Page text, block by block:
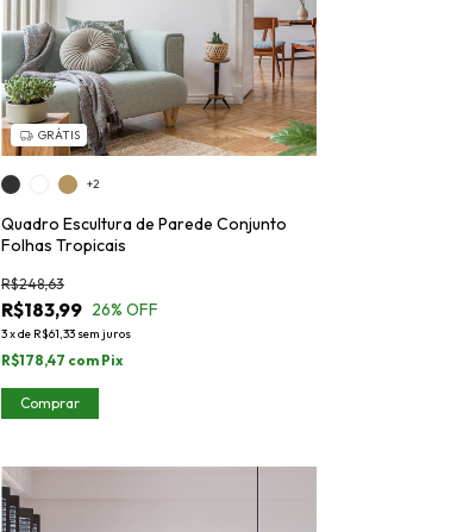
GRÁTIS
Quadro Escultura de Parede Conjunto
Folhas Tropicais
R$183,99
R$248,63
26% OFF
3xde R$61,33 sem juros
R$178,47 com Pix
+2
Comprar